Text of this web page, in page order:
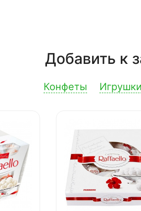
Добавить к
Конфеты Игрушки